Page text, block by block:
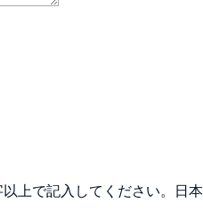
上で記入してください。日